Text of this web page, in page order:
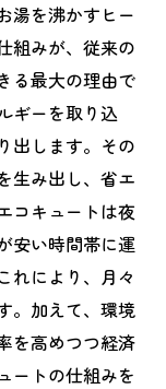
湯を沸かすヒー
組みが、従来の
る最大の理由で
ギーを取り込
出します。その
生み出し、省エ
コキュートは夜
安い時間帯に運
れにより、月々
。加えて、環境
を高めつつ経済
ートの仕組みを